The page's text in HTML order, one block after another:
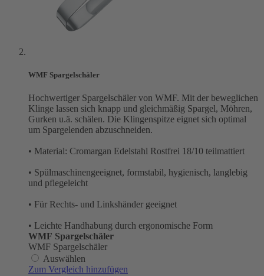
WMF Spargelschäler
Hochwertiger Spargelschäler von WMF. Mit der beweglichen
Klinge lassen sich knapp und gleichmäßig Spargel, Möhren,
Gurken u.ä. schälen. Die Klingenspitze eignet sich optimal
um Spargelenden abzuschneiden.
• Material: Cromargan Edelstahl Rostfrei 18/10 teilmattiert
• Spülmaschinengeeignet, formstabil, hygienisch, langlebig
und pflegeleicht
• Für Rechts- und Linkshänder geeignet
• Leichte Handhabung durch ergonomische Form
WMF Spargelschäler
WMF Spargelschäler
Auswählen
Zum Vergleich hinzufügen